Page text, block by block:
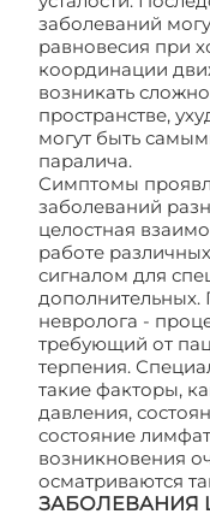
заболеваний
равновесия при
координации
возникать
пространстве,
могут быть
паралича.
Симптомы
заболеваний
целостная
работе
сигналом для
дополнительных.
невролога -
требующий от
терпения.
такие факторы,
давления,
состояние
возникновения
осматриваются
ЗАБОЛЕВАНИЯ